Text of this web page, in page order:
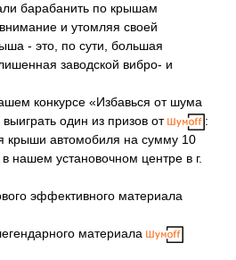
барабанить по крышам
и утомляя своей
- это, по сути, большая
заводской вибро- и
конкурсе «Избавься от шума
один из призов от
:
крыши автомобиля на сумму 10
нашем установочном центре в г.
эффективного материала
материала